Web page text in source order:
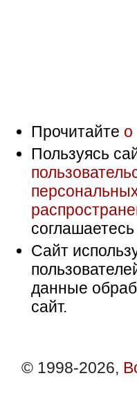
Прочитайте о
Пользуясь
соглашаетесь
Сайт
данные
сайт.
© 1998-2026,